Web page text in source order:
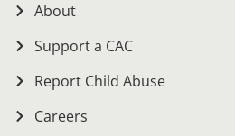
About
Support a CAC
Report Child Abuse
Careers